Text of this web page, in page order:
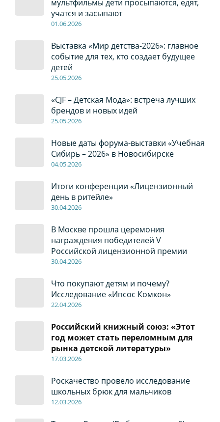
мультфильмы дети просыпаются, едят,
учатся и засыпают
01.06.2026
Выставка «Мир детства-2026»: главное
событие для тех, кто создает будущее
детей
25.05.2026
«CJF – Детская Мода»: встреча лучших
брендов и новых идей
25.05.2026
Новые даты форума-выставки «Учебная
Сибирь – 2026» в Новосибирске
04.05.2026
Итоги конференции «Лицензионный
день в ритейле»
30.04.2026
В Москве прошла церемония
награждения победителей V
Российской лицензионной премии
30.04.2026
Что покупают детям и почему?
Исследование «Ипсос Комкон»
22.04.2026
Российский книжный союз: «Этот
год может стать переломным для
рынка детской литературы»
17.03.2026
Роскачество провело исследование
школьных брюк для мальчиков
12.03.2026